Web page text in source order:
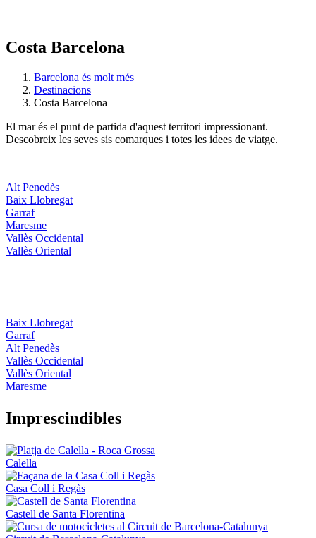
Costa Barcelona
Barcelona és molt més
Destinacions
Costa Barcelona
El mar és el punt de partida d'aquest territori impressionant.
Descobreix les seves sis comarques i totes les idees de viatge.
Alt Penedès
Baix Llobregat
Garraf
Maresme
Vallès Occidental
Vallès Oriental
Baix Llobregat
Garraf
Alt Penedès
Vallès Occidental
Vallès Oriental
Maresme
Imprescindibles
Calella
Casa Coll i Regàs
Castell de Santa Florentina